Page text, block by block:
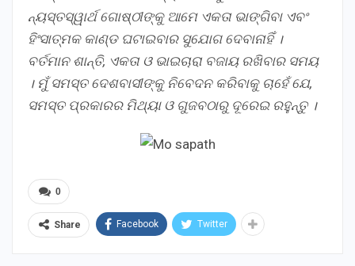
ନ୍ୟସ୍ତସ୍ୱାର୍ଥ ଗୋଷ୍ଠୀଙ୍କୁ ଆମେ ଏକତା ଭାଙ୍ଗିବା ଏବଂ
ହିଂସାତ୍ମକ କାଣ୍ଡ ଘଟାଇବାର ସୁଯୋଗ ଦେବାନାହିଁ ।
ବର୍ତମାନ ଶାନ୍ତି, ଏକତା ଓ ଭାଇଚାରା ବଜାୟ ରଖିବାର ସମୟ
। ମୁଁ ସମସ୍ତ ଦେଶବାସୀଙ୍କୁ ନିବେଦନ କରିବାକୁ ଚାହେଁ ଯେ,
ସମସ୍ତ ପ୍ରକାରର ମିଥ୍ୟା ଓ ଗୁଜବଠାରୁ ଦୂରେଇ ରହୁନ୍ତୁ ।
0
Share Facebook Twitter